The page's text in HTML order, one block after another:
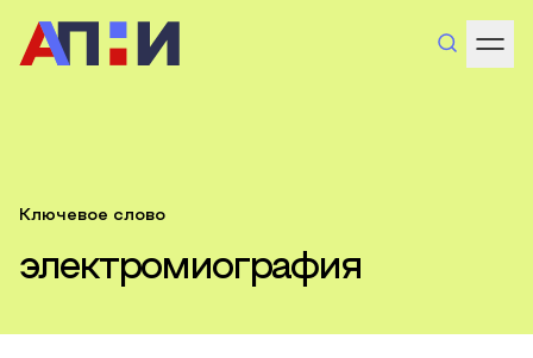
Ключевое слово
электромиография